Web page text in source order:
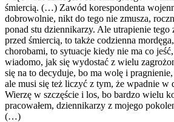
śmiercią. (…) Zawód korespondenta
dobrowolnie, nikt do tego nie zmusza,
ponad stu dziennikarzy. Ale utrapienie
przed śmiercią, to także codzienna
chorobami, to sytuacje kiedy nie ma co
wiadomo, jak się wydostać z wielu
się na to decyduje, bo ma wolę i
ale musi się też liczyć z tym, że wpadnie w
Wierzę w szczęście i los, bo bardzo wielu
pracowałem, dziennikarzy z mojego
(…)